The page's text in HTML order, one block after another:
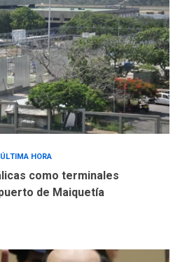
y AN2015 en
mesa de diálogo
ÚLTIMA HORA
Hiroshima 81 años de la
atómica. Japón
debate principios no
ÚLTIMA HORA
como terminales
de Maiquetía